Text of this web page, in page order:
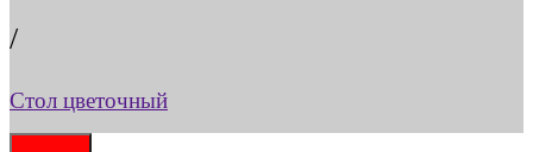
/
Стол цветочный